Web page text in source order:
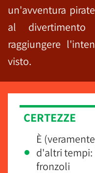
un'avventura
al divertimento
raggiungere
visto.
CERTEZZE
È
d'altri tempi:
fronzoli